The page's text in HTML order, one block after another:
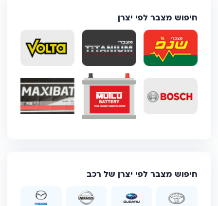
חיפוש מצבר לפי יצרן
חיפוש מצבר לפי יצרן של רכב